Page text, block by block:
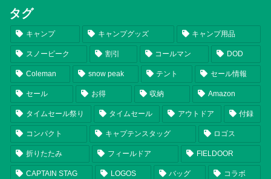
タグ
キャンプ キャンプグッズ キャンプ用品
スノーピーク 割引 コールマン DOD
Coleman snow peak テント セール情報
セール お得 収納 Amazon
タイムセール祭り タイムセール アウトドア 付録
コンパクト キャプテンスタッグ ロゴス
折りたたみ フィールドア FIELDOOR
CAPTAIN STAG LOGOS バッグ コラボ